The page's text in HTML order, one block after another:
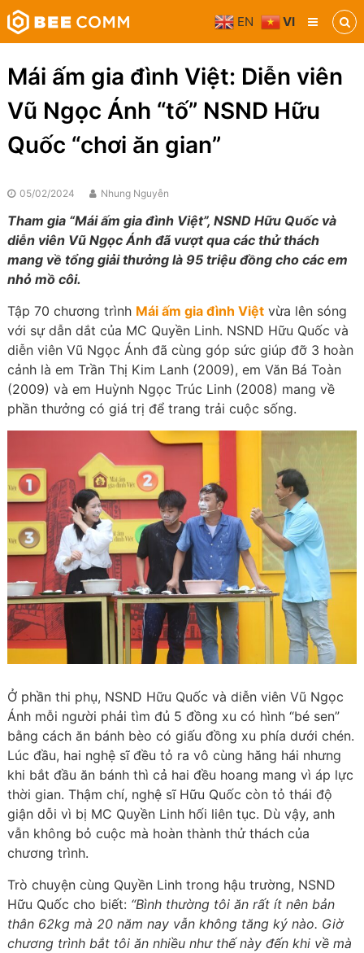
Skip
to
content
Bee
Comm
Truyền
thông
phương
tiện
Mái ấm gia đình Việt: Diễn viên
Vũ Ngọc Ánh “tố” NSND Hữu
Quốc “chơi ăn gian”
05/02/2024 Nhung Nguyễn
Tham gia “Mái ấm gia đình Việt”, NSND Hữu Quốc và
diễn viên Vũ Ngọc Ánh đã vượt qua các thử thách
mang về tổng giải thưởng là 95 triệu đồng cho các em
nhỏ mồ côi.
Tập 70 chương trình Mái ấm gia đình Việtvừa lên sóng
với sự dẫn dắt của MC Quyền Linh. NSND Hữu Quốc và
diễn viên Vũ Ngọc Ánh đã cùng góp sức giúp đỡ 3 hoàn
cảnh là em Trần Thị Kim Lanh (2009), em Văn Bá Toàn
(2009) và em Huỳnh Ngọc Trúc Linh (2008) mang về
phần thưởng có giá trị để trang trải cuộc sống.
Ở phần thi phụ, NSND Hữu Quốc và diễn viên Vũ Ngọc
Ánh mỗi người phải tìm đủ 5 đồng xu có hình “bé sen”
bằng cách ăn bánh bèo có giấu đồng xu phía dưới chén.
Lúc đầu, hai nghệ sĩ đều tỏ ra vô cùng hăng hái nhưng
khi bắt đầu ăn bánh thì cả hai đều hoang mang vì áp lực
thời gian. Thậm chí, nghệ sĩ Hữu Quốc còn tỏ thái độ
giận dỗi vì bị MC Quyền Linh hối liên tục. Dù vậy, anh
vẫn không bỏ cuộc mà hoàn thành thử thách của
chương trình.
Trò chuyện cùng Quyền Linh trong hậu trường, NSND
Hữu Quốc cho biết: “Bình thường tôi ăn rất ít nên bản
thân 62kg mà 20 năm nay vẫn không tăng ký nào. Giờ
chương trình bắt tôi ăn nhiều như thế này đến khi về mà
EN VI